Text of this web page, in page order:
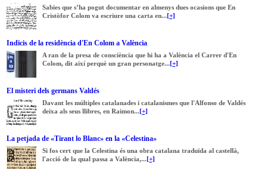
Sabies que s’ha pogut documentar en almenys dues ocasions que En
Cristòfor Colom va escriure una carta en...[+]
Indicis de la residència d'En Colom a València
A ran de la presa de consciència que hi ha a València el Carrer d'En
Colom, dit així perquè un gran personatge...[+]
El misteri dels germans Valdés
Davant les múltiples catalanades i catalanismes que l'Alfonso de Valdés
deixa als seus llibres, en Raimon...[+]
La petjada de «Tirant lo Blanc» en la «Celestina»
Si fos cert que la Celestina és una obra catalana traduïda al castellà,
l'acció de la qual passa a València,...[+]